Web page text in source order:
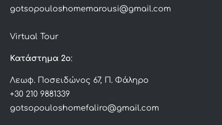
gotsopouloshomemarousi@gmail.com
Virtual Tour
Κατάστημα 2ο:
Λεωφ. Ποσειδώνος 67, Π. Φάληρο
+30 210 9881339
gotsopouloshomefaliro@gmail.com